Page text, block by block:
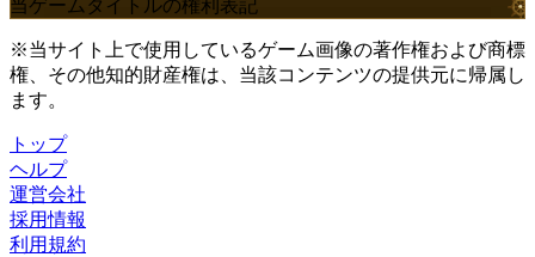
当ゲームタイトルの権利表記
※当サイト上で使用しているゲーム画像の著作権および商標
権、その他知的財産権は、当該コンテンツの提供元に帰属し
ます。
トップ
ヘルプ
運営会社
採用情報
利用規約